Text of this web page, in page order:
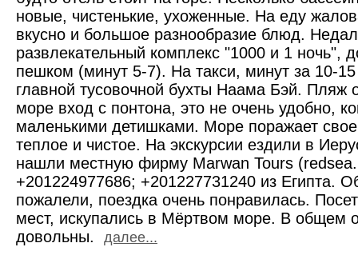
новые, чистенькие, ухоженные. На еду
вкусно и большое разнообразие блюд.
развлекательный комплекс "1000 и 1 ночь",
пешком (минут 5-7). На такси, минут за 10-
главной тусовочной бухты Наама Бэй. Пляж
море вход с понтона, это не очень удобно,
маленькими детишками. Море поражает
теплое и чистое. На экскурсии ездили в
нашли местную фирму Marwan Tours
+201224977686; +201227731240 из Египта.
пожалели, поездка очень понравилась.
мест, искупались в Мёртвом море. В общем
довольны. далее...